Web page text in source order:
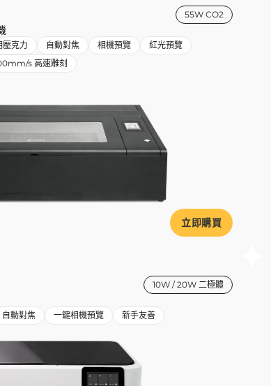
55W CO2
壓克力 自動對焦 相機預覽
紅光預覽
s 高速雕刻
立即購買
10W / 20W 二極體
自動對焦 一鍵相機預覽 新手友善